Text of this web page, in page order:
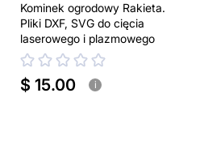
Kominek ogrodowy Rakieta.
Pliki DXF, SVG do cięcia
laserowego i plazmowego
$ 15.00 i